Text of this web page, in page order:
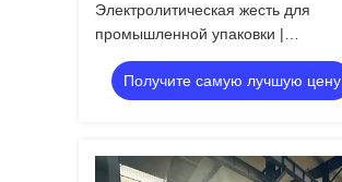
Электролитическая жесть для
промышленной упаковки |
Устойчивость к ржавчине
Получите самую лучшую цену